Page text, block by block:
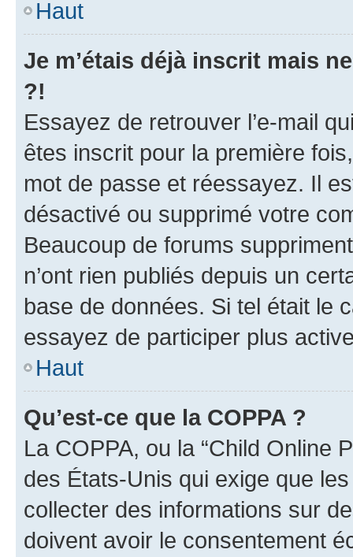
Haut
Je m’étais déjà inscrit mais
?!
Essayez de retrouver l’e-mail
êtes inscrit pour la première
mot de passe et réessayez. Il
désactivé ou supprimé votre
Beaucoup de forums
n’ont rien publiés depuis un
base de données. Si tel était le
essayez de participer plus
Haut
Qu’est-ce que la COPPA ?
La COPPA, ou la “Child Online
des États-Unis qui exige que
collecter des informations sur
doivent avoir le consentement